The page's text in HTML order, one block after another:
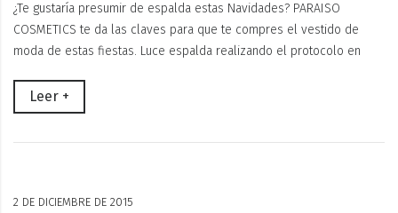
¿Te gustaría presumir de espalda estas Navidades? PARAISO
COSMETICS te da las claves para que te compres el vestido de
moda de estas fiestas. Luce espalda realizando el protocolo en
Leer +
2 DE DICIEMBRE DE 2015